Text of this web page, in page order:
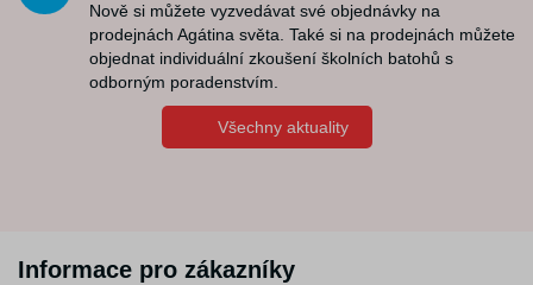
Nově si můžete vyzvedávat své objednávky na
prodejnách Agátina světa. Také si na prodejnách můžete
objednat individuální zkoušení školních batohů s
odborným poradenstvím.
Všechny aktuality
Informace pro zákazníky